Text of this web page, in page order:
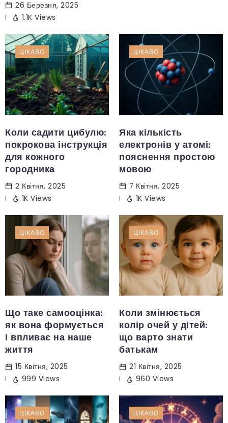
26 Березня, 2025
1.1K Views
ЦІКАВО
Коли садити цибулю:
покрокова інструкція
для кожного
городника
2 Квітня, 2025
1K Views
ЦІКАВО
Яка кількість
електронів у атомі:
пояснення простою
мовою
7 Квітня, 2025
1K Views
ЦІКАВО
Що таке самооцінка:
як вона формується
і впливає на наше
життя
15 Квітня, 2025
999 Views
ЦІКАВО
Коли змінюється
колір очей у дітей:
що варто знати
батькам
21 Квітня, 2025
960 Views
ЦІКАВО ЦІКАВО